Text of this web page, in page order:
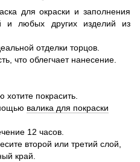
для окраски и заполнения
и любых других изделий из
отделки торцов.
что облегчает нанесение.
хотите покрасить.
валика для покраски
12 часов.
второй или третий слой,
край.